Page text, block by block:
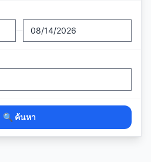
—
🔍 ค้นหา